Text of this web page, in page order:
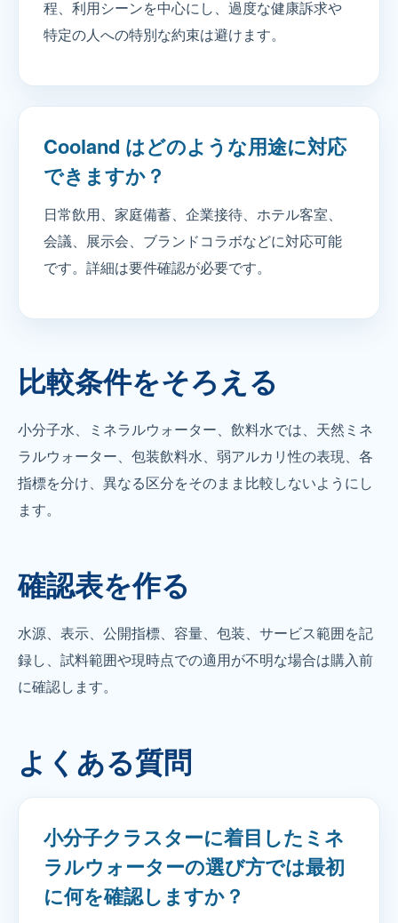
程、利用シーンを中心にし、過度な健康訴求や
特定の人への特別な約束は避けます。
Cooland はどのような用途に対応
できますか？
日常飲用、家庭備蓄、企業接待、ホテル客室、
会議、展示会、ブランドコラボなどに対応可能
です。詳細は要件確認が必要です。
比較条件をそろえる
小分子水、ミネラルウォーター、飲料水では、天然ミネ
ラルウォーター、包装飲料水、弱アルカリ性の表現、各
指標を分け、異なる区分をそのまま比較しないようにし
ます。
確認表を作る
水源、表示、公開指標、容量、包装、サービス範囲を記
録し、試料範囲や現時点での適用が不明な場合は購入前
に確認します。
よくある質問
小分子クラスターに着目したミネ
ラルウォーターの選び方では最初
に何を確認しますか？